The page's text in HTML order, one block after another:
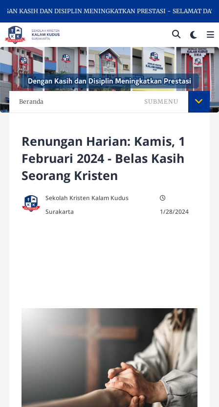
KASIH DAN DISIPLIN MENINGKATKAN PRESTASI - SELAMAT
Beranda SUBMENU
Renungan Harian: Kamis, 1
Februari 2024 - Belas Kasih
Seorang Kristen
Sekolah Kristen Kalam Kudus
Surakarta
1/28/2024